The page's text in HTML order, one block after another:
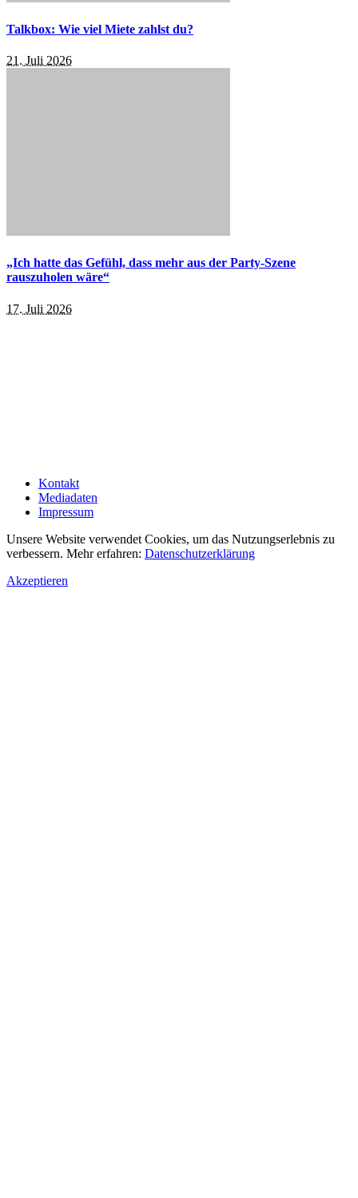
Talkbox: Wie viel Miete zahlst du?
21. Juli 2026
„Ich hatte das Gefühl, dass mehr aus der Party-Szene
rauszuholen wäre“
17. Juli 2026
Kontakt
Mediadaten
Impressum
Unsere Website verwendet Cookies, um das Nutzungserlebnis zu
verbessern. Mehr erfahren: Datenschutzerklärung
Akzeptieren